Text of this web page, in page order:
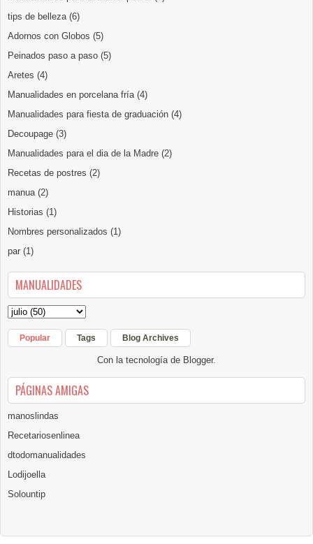
tips de belleza (6)
Adornos con Globos (5)
Peinados paso a paso (5)
Aretes (4)
Manualidades en porcelana fría (4)
Manualidades para fiesta de graduación (4)
Decoupage (3)
Manualidades para el dia de la Madre (2)
Recetas de postres (2)
manua (2)
Historias (1)
Nombres personalizados (1)
par (1)
MANUALIDADES
Popular Tags Blog Archives
Con la tecnología de Blogger.
PÁGINAS AMIGAS
manoslindas
Recetariosenlinea
dtodomanualidades
Lodijoella
Solountip